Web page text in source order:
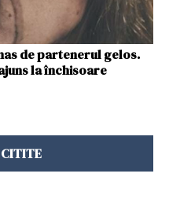
de partenerul gelos.
la închisoare
CITITE